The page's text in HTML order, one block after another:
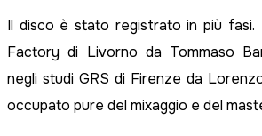
Il disco è stato registrato in più fasi.
Factory di Livorno da Tommaso
negli studi GRS di Firenze da
occupato pure del mixaggio e del